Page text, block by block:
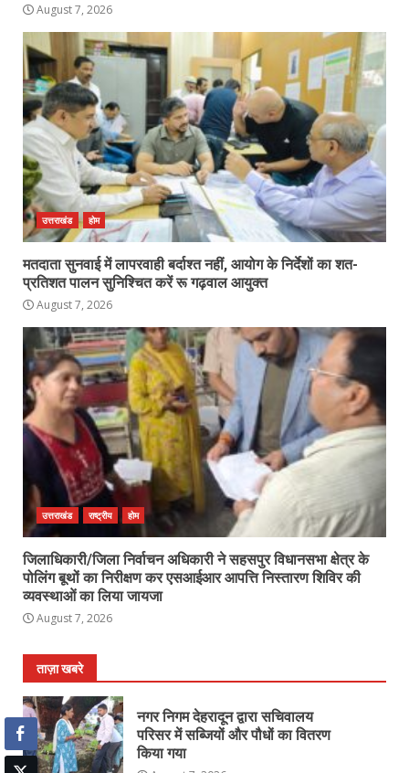
August 7, 2026
उत्तराखंड होम
मतदाता सुनवाई में लापरवाही बर्दाश्त नहीं, आयोग के निर्देशों का शत-
प्रतिशत पालन सुनिश्चित करें रू गढ़वाल आयुक्त
August 7, 2026
उत्तराखंड राष्ट्रीय होम
जिलाधिकारी/जिला निर्वाचन अधिकारी ने सहसपुर विधानसभा क्षेत्र के
पोलिंग बूथों का निरीक्षण कर एसआईआर आपत्ति निस्तारण शिविर की
व्यवस्थाओं का लिया जायजा
August 7, 2026
ताज़ा खबरे
नगर निगम देहरादून द्वारा सचिवालय
परिसर में सब्जियों और पौधों का वितरण
किया गया